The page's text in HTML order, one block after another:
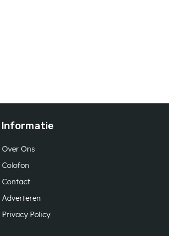
Informatie
Over Ons
Colofon
Contact
Adverteren
Privacy Policy